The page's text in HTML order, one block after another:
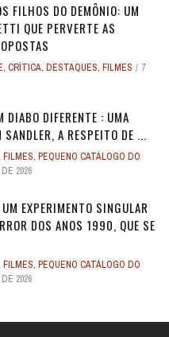
FILHOS DO DEMÔNIO: UM
QUE PERVERTE AS
, CRÍTICA, DESTAQUES, FILMES
7
DIFERENTE : UMA
SANDLER, A RESPEITO DE ...
FILMES, PEQUENO CATÁLOGO DO
2026
EXPERIMENTO SINGULAR
DOS ANOS 1990, QUE SE
FILMES, PEQUENO CATÁLOGO DO
2026